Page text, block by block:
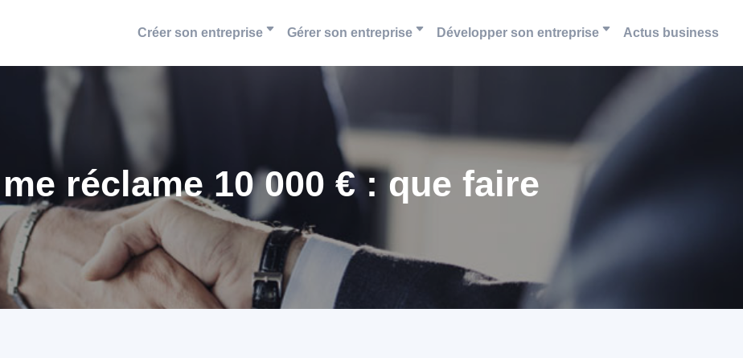
Créer son entreprise Gérer son entreprise Développer son entreprise Actus business
réclame 10 000 € : que faire